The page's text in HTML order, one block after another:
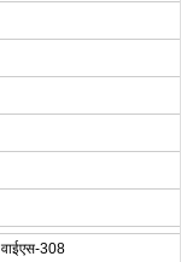
वाईएस-308